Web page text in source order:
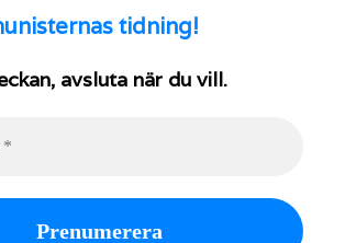
tidning!
avsluta när du vill.